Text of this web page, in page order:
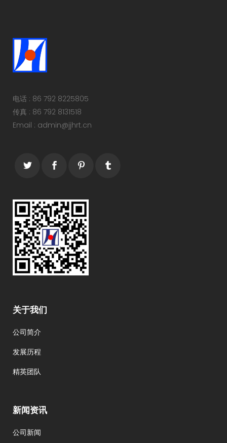
电话 : 86 792 8225805
传真 : 86 792 8131518
Email : admin@jjhrt.cn
关于我们
公司简介
发展历程
精英团队
新闻资讯
公司新闻